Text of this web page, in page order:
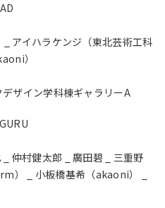
アイハラケンジ（東北芸術工科
）
ザイン学科棟ギャラリーA
仲村健太郎 _ 廣田碧 _ 三重野
） _ 小板橋基希（akaoni） _